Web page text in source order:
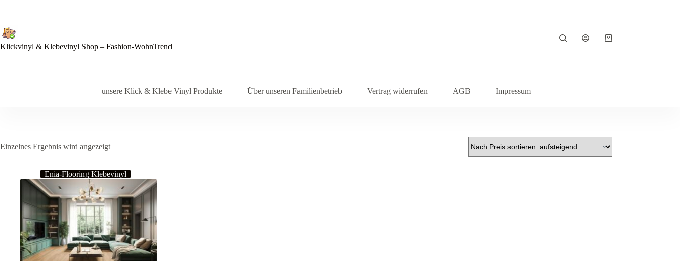
Klickvinyl & Klebevinyl Shop – Fashion-WohnTrend
Warenkorb
unsere Klick & Klebe Vinyl Produkte Über unseren Familienbetrieb Vertrag widerrufen AGB Impressum
Einzelnes Ergebnis wird angezeigt
Enia-Flooring Klebevinyl